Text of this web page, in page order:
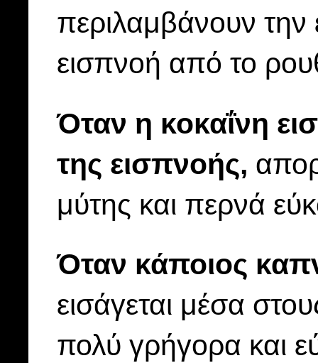
περιλαμβάνουν
εισπνοή από το
Όταν η κοκαΐνη
της εισπνοής,
μύτης και περνά
Όταν κάποιος
εισάγεται μέσα
πολύ γρήγορα και